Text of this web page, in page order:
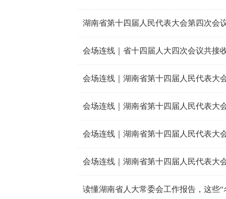
湖南省第十四届人民代表大会第四次会
会场连线｜省十四届人大四次会议共接
会场连线｜湖南省第十四届人民代表大
会场连线｜湖南省第十四届人民代表大
会场连线｜湖南省第十四届人民代表大
会场连线｜湖南省第十四届人民代表大
读懂湖南省人大常委会工作报告，这些“